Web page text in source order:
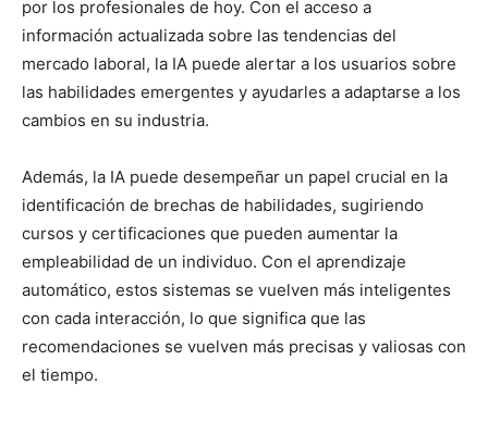
por los profesionales de hoy. Con el acceso a
información actualizada sobre las tendencias del
mercado laboral, la IA puede alertar a los usuarios sobre
las habilidades emergentes y ayudarles a adaptarse a los
cambios en su industria.
Además, la IA puede desempeñar un papel crucial en la
identificación de brechas de habilidades, sugiriendo
cursos y certificaciones que pueden aumentar la
empleabilidad de un individuo. Con el aprendizaje
automático, estos sistemas se vuelven más inteligentes
con cada interacción, lo que significa que las
recomendaciones se vuelven más precisas y valiosas con
el tiempo.